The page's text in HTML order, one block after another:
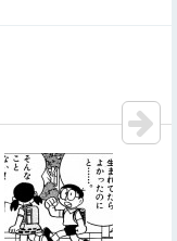
！
ロ使用して8週間